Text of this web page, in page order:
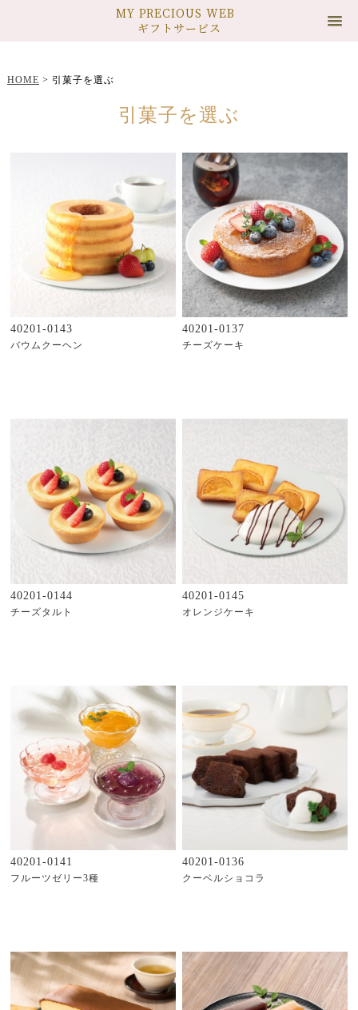
MY PRECIOUS WEB
ギフトサービス
HOME > 引菓子を選ぶ
引菓子を選ぶ
40201-0143
バウムクーヘン
40201-0137
チーズケーキ
40201-0144
チーズタルト
40201-0145
オレンジケーキ
40201-0141
フルーツゼリー3種
40201-0136
クーベルショコラ